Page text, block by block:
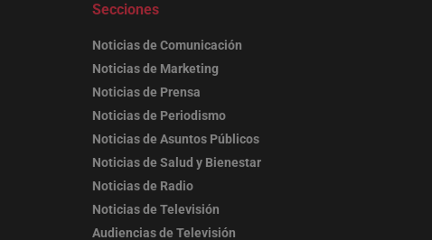
Secciones
Noticias de Comunicación
Noticias de Marketing
Noticias de Prensa
Noticias de Periodismo
Noticias de Asuntos Públicos
Noticias de Salud y Bienestar
Noticias de Radio
Noticias de Televisión
Audiencias de Televisión